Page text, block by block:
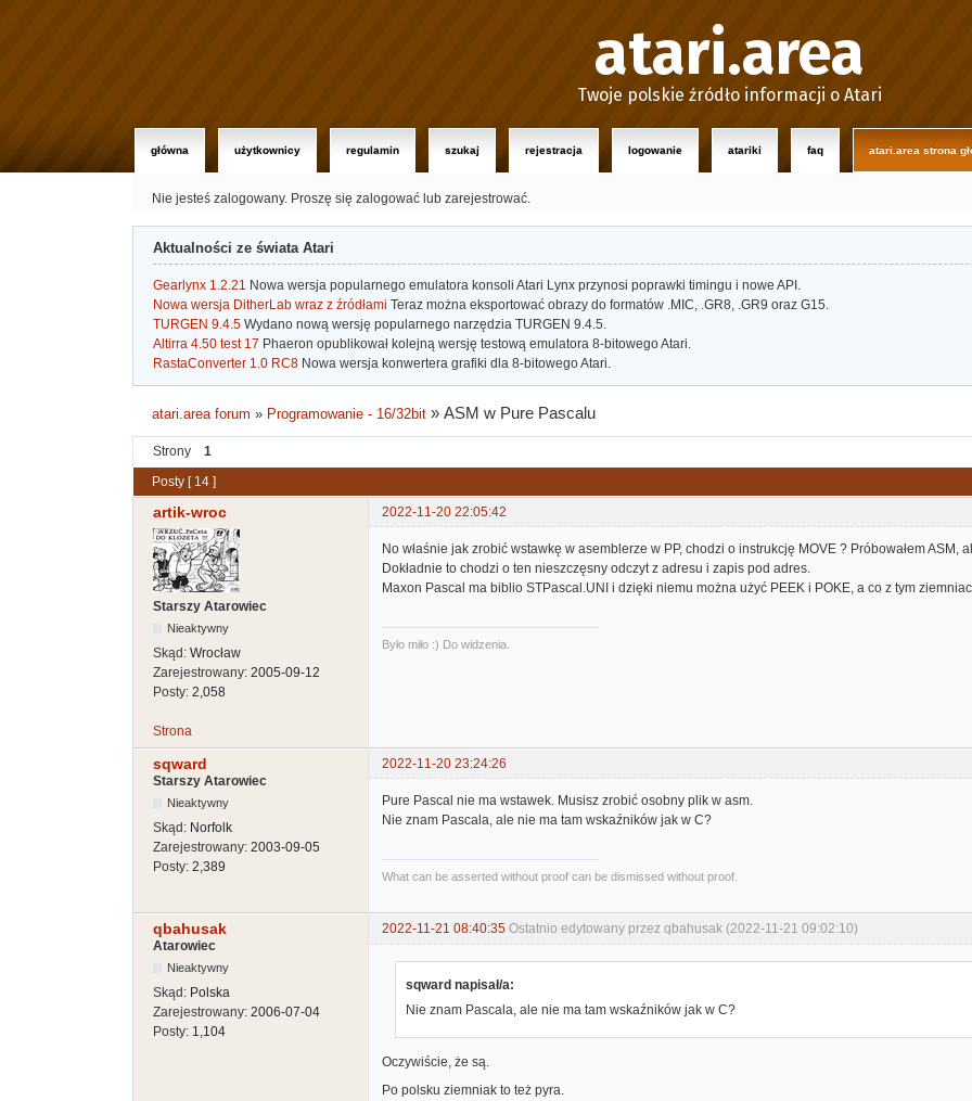
atari.area
Twoje polskie źródło informacji o Atari
główna użytkownicy regulamin szukaj rejestracja logowanie atariki faq atari.area strona
Nie jesteś zalogowany. Proszę się zalogować lub zarejestrować.
Aktualności ze świata Atari
Gearlynx 1.2.21 Nowa wersja popularnego emulatora konsoli Atari Lynx przynosi poprawki timingu i nowe API.
Nowa wersja DitherLab wraz z źródłami Teraz można eksportować obrazy do formatów .MIC, .GR8, .GR9 oraz G15.
TURGEN 9.4.5 Wydano nową wersję popularnego narzędzia TURGEN 9.4.5.
Altirra 4.50 test 17 Phaeron opublikował kolejną wersję testową emulatora 8-bitowego Atari.
RastaConverter 1.0 RC8 Nowa wersja konwertera grafiki dla 8-bitowego Atari.
atari.area forum » Programowanie - 16/32bit »ASM w Pure Pascalu
Strony
1
Posty [ 14 ]
artik-wroc 2022-11-20 22:05:42
Starszy Atarowiec
Nieaktywny
Skąd: Wrocław
Zarejestrowany: 2005-09-12
Posty: 2,058
No właśnie jak zrobić wstawkę w asemblerze w PP, chodzi o instrukcję MOVE ? Próbowałem ASM,
Dokładnie to chodzi o ten nieszczęsny odczyt z adresu i zapis pod adres.
Maxon Pascal ma biblio STPascal.UNI i dzięki niemu można użyć PEEK i POKE, a co z tym
Było miło :) Do widzenia.
Strona
sqward
2022-11-20 23:24:26
Starszy Atarowiec
Nieaktywny
Skąd: Norfolk
Zarejestrowany: 2003-09-05
Posty: 2,389
Pure Pascal nie ma wstawek. Musisz zrobić osobny plik w asm.
Nie znam Pascala, ale nie ma tam wskaźników jak w C?
What can be asserted without proof can be dismissed without proof.
qbahusak 2022-11-21 08:40:35 Ostatnio edytowany przez qbahusak (2022-11-21 09:02:10)
Atarowiec
Nieaktywny
Skąd: Polska
Zarejestrowany: 2006-07-04
Posty: 1,104
sqward napisał/a:
Nie znam Pascala, ale nie ma tam wskaźników jak w C?
Oczywiście, że są.
Po polsku ziemniak to też pyra.